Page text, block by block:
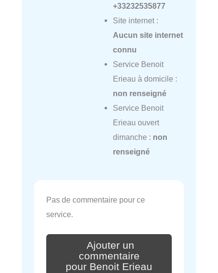
+33232535877
Site internet :
Aucun site internet
connu
Service Benoit
Erieau à domicile :
non renseigné
Service Benoit
Erieau ouvert
dimanche : non
renseigné
Pas de commentaire pour ce
service.
Ajouter un
commentaire
pour Benoit Erieau